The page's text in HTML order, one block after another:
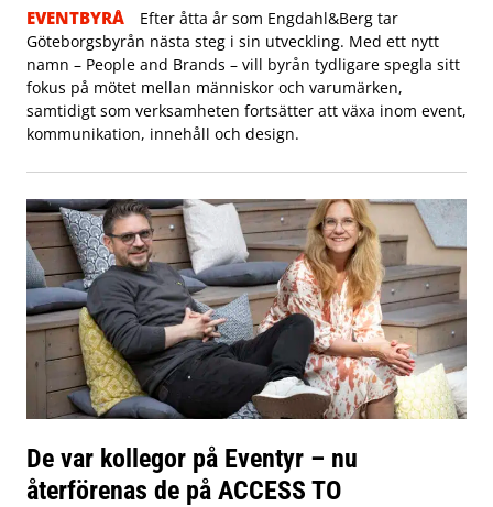
EVENTBYRÅ
Efter åtta år som Engdahl&Berg tar
Göteborgsbyrån nästa steg i sin utveckling. Med ett nytt
namn – People and Brands – vill byrån tydligare spegla sitt
fokus på mötet mellan människor och varumärken,
samtidigt som verksamheten fortsätter att växa inom event,
kommunikation, innehåll och design.
De var kollegor på Eventyr – nu
återförenas de på ACCESS TO